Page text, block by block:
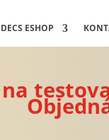
DECS ESHOP